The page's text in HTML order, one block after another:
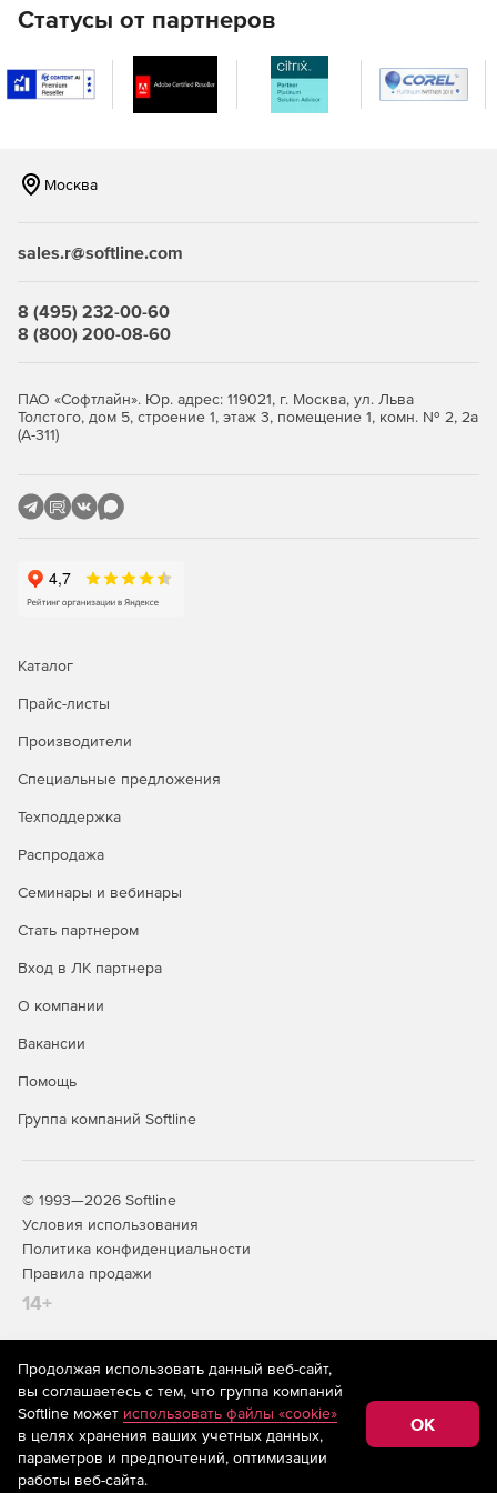
AnyCPU: доступно в 32-битных и 64-битных версиях.
Может работать в многопоточных приложениях.
Статусы от партнеров
Москва
sales.r@softline.com
8 (495) 232-00-60
8 (800) 200-08-60
ПАО «Софтлайн». Юр. адрес: 119021, г. Москва, ул. Льва
Толстого, дом 5, строение 1, этаж 3, помещение 1, комн. № 2, 2а
(А-311)
Каталог
Прайс-листы
Производители
Специальные предложения
Техподдержка
Распродажа
Семинары и вебинары
Стать партнером
Вход в ЛК партнера
О компании
Вакансии
Помощь
Группа компаний Softline
© 1993—2026 Softline
Условия использования
Политика конфиденциальности
Правила продажи
14+
На информационном ресурсе store.softline.ru применяются
рекомендательные технологии(информационные технологии
предоставления информации на основе сбора,
систематизации и анализа сведений, относящихся к
предпочтениям пользователей сети «Интернет»,
находящихся на территории Российской Федерации)
Продолжая использовать данный веб-сайт,
вы соглашаетесь с тем, что группа компаний
Softline может использовать файлы «cookie»
в целях хранения ваших учетных данных,
параметров и предпочтений, оптимизации
работы веб-сайта.
OK